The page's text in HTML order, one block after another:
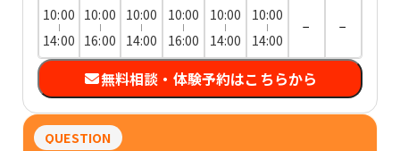
10:00
14:00
10:00
16:00
10:00
14:00
10:00
16:00
10:00
14:00
10:00
14:00
− −
無料相談・体験予約はこちらから
QUESTION